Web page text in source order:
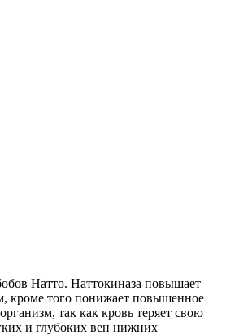
Натто. Наттокиназа повышает
кроме того понижает повышенное
так как кровь теряет свою
и глубоких вен нижних